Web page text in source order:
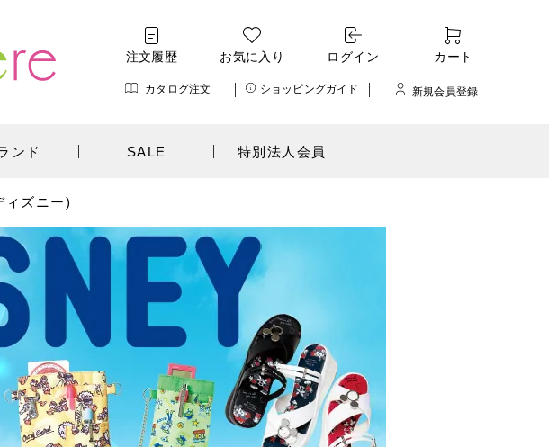
注文履歴 お気に入り ログイン カート
カタログ注文 ショッピングガイド 新規会員登録
ンド SALE 特別法人会員
ィズニー)